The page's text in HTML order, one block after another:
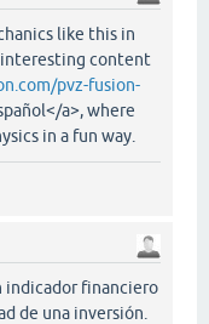
like this in
interesting content
pvz-fusion-
a>, where
in a fun way.
indicador financiero
de una inversión.